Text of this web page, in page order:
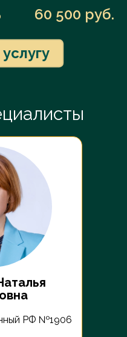
60 500 руб.
РФ №1906